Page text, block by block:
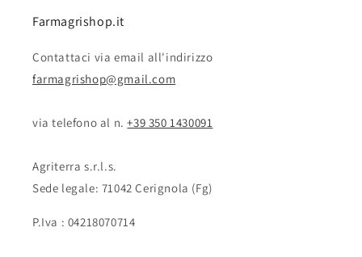
Farmagrishop.it
Contattaci via email all'indirizzo
farmagrishop@gmail.com
via telefono al n. ‭‭+39 350 1430091
Agriterra s.r.l.s.
Sede legale: 71042 Cerignola (Fg)
P.Iva : 04218070714